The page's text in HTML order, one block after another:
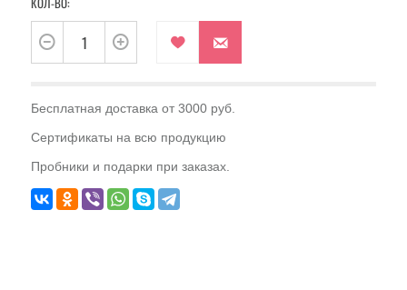
Бесплатная доставка от 3000 руб.
Сертификаты на всю продукцию
Пробники и подарки при заказах.